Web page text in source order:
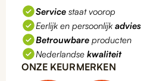
Service staat voorop
Eerlijk en persoonlijk advies
Betrouwbare producten
Nederlandse kwaliteit
ONZE KEURMERKEN